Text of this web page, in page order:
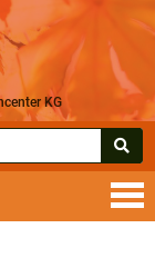
KG